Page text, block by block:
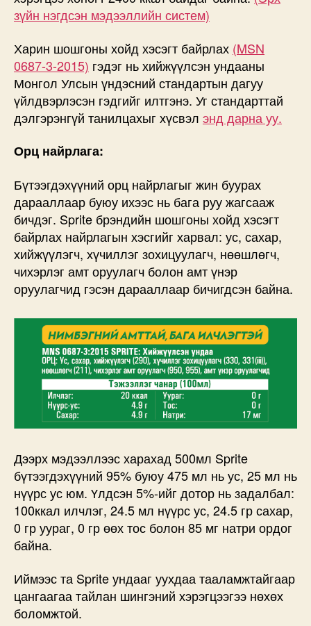
зүйн нэгдсэн мэдээллийн систем)
Харин шошгоны хойд хэсэгт байрлах (MSN
0687-3-2015) гэдэг нь хийжүүлсэн ундааны
Монгол Улсын үндэсний стандартын дагуу
үйлдвэрлэсэн гэдгийг илтгэнэ. Уг стандарттай
дэлгэрэнгүй танилцахыг хүсвэл энд дарна уу.
Орц найрлага:
Бүтээгдэхүүний орц найрлагыг жин буурах
дарааллаар буюу ихээс нь бага руу жагсааж
бичдэг. Sprite брэндийн шошгоны хойд хэсэгт
байрлах найрлагын хэсгийг харвал: ус, сахар,
хийжүүлэгч, хүчиллэг зохицуулагч, нөөшлөгч,
чихэрлэг амт оруулагч болон амт үнэр
оруулагчид гэсэн дарааллаар бичигдсэн байна.
Дээрх мэдээллээс харахад 500мл Sprite
бүтээгдэхүүний 95% буюу 475 мл нь ус, 25 мл нь
нүүрс ус юм. Үлдсэн 5%-ийг дотор нь задалбал:
100ккал илчлэг, 24.5 мл нүүрс ус, 24.5 гр сахар,
0 гр уураг, 0 гр өөх тос болон 85 мг натри ордог
байна.
Иймээс та Sprite ундааг уухдаа тааламжтайгаар
цангаагаа тайлан шингэний хэрэгцээгээ нөхөх
боломжтой.